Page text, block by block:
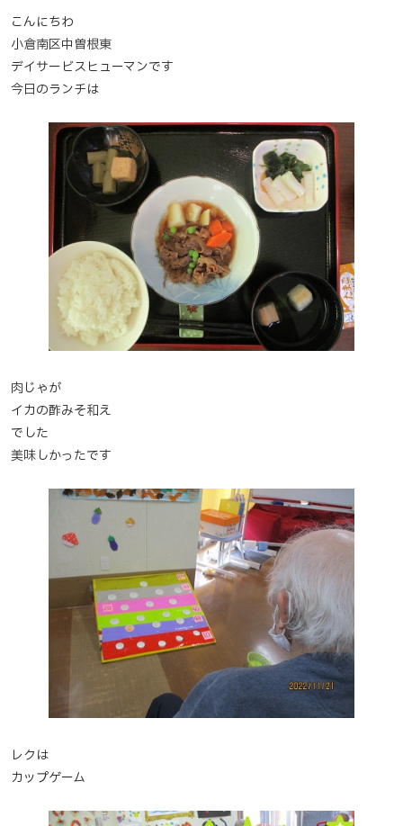
こんにちわ
小倉南区中曽根東
デイサービスヒューマンです
今日のランチは
肉じゃが
イカの酢みそ和え
でした
美味しかったです
レクは
カップゲーム